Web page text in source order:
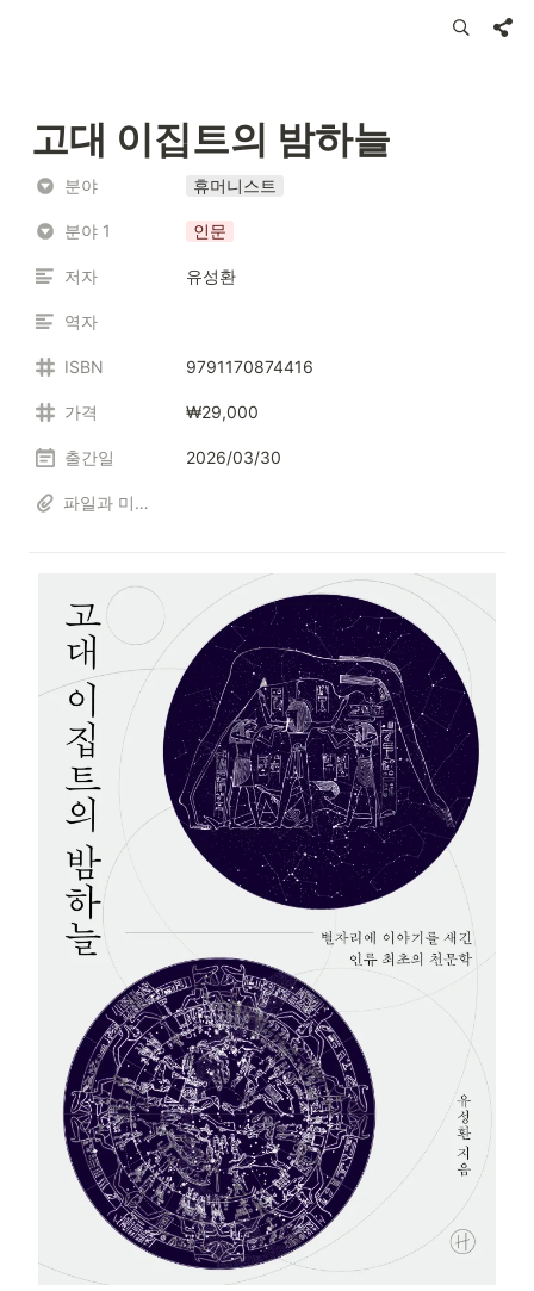
고대 이집트의 밤하늘
분야 휴머니스트
분야 1 인문
저자 유성환
역자
ISBN 9791170874416
가격 ₩29,000
출간일 2026/03/30
파일과 미디어